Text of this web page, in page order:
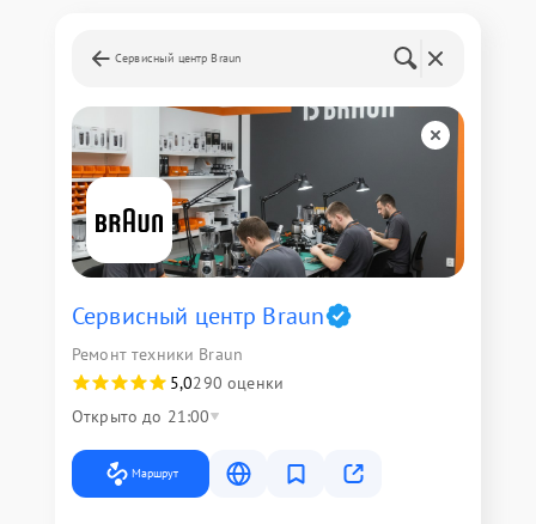
Сервисный центр Braun
Сервисный центр Braun
Ремонт техники Braun
5,0290 оценки
Открыто до 21:00
Маршрут